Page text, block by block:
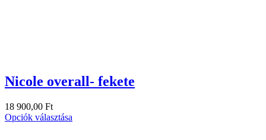
Nicole overall- fekete
18 900,00 Ft
Opciók választása